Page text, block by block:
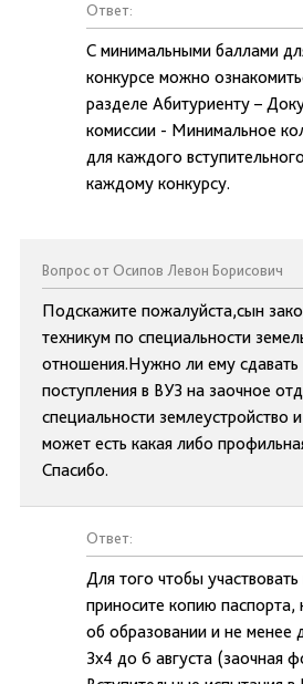
Ответ:
С минимальными баллами
конкурсе можно
разделе Абитуриенту –
комиссии - Минимальное
для каждого
каждому конкурсу.
Вопрос от Осипов Левон Борисович
Подскажите пожалуйста,сын
техникум по специальности
отношения.Нужно ли ему сдавать
поступления в ВУЗ на заочное
специальности землеустройство
может есть какая либо
Спасибо.
Ответ:
Для того чтобы участвовать
приносите копию
об образовании и не менее
3х4 до 6 августа (заочная